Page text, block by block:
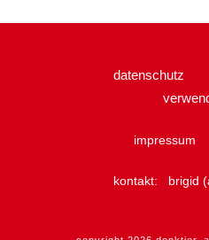
datenschutz
impressum
kontakt: brigid